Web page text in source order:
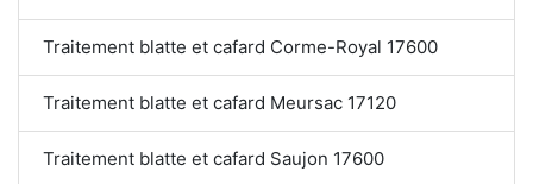
Traitement blatte et cafard Corme-Royal 17600
Traitement blatte et cafard Meursac 17120
Traitement blatte et cafard Saujon 17600